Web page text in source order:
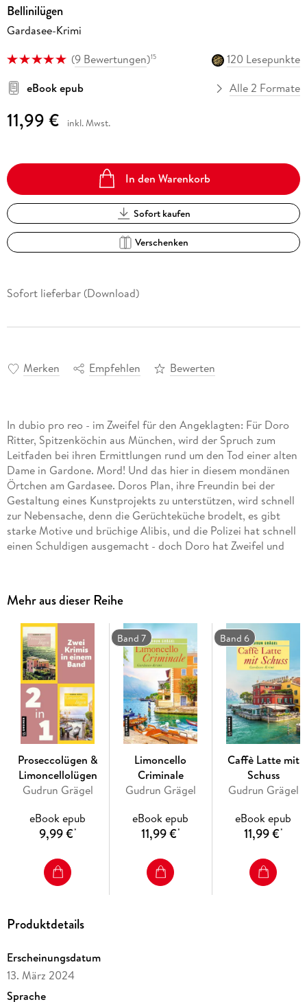
Bellinilügen
Gardasee-Krimi
(9 Bewertungen)15
120 Lesepunkte
eBook epub
Alle 2 Formate
11,99 € inkl. Mwst.
In den Warenkorb
Sofort kaufen
Verschenken
Sofort lieferbar (Download)
Merken Empfehlen Bewerten
In dubio pro reo - im Zweifel für den Angeklagten: Für Doro
Ritter, Spitzenköchin aus München, wird der Spruch zum
Leitfaden bei ihren Ermittlungen rund um den Tod einer alten
Dame in Gardone. Mord! Und das hier in diesem mondänen
Örtchen am Gardasee. Doros Plan, ihre Freundin bei der
Gestaltung eines Kunstprojekts zu unterstützen, wird schnell
zur Nebensache, denn die Gerüchteküche brodelt, es gibt
starke Motive und brüchige Alibis, und die Polizei hat schnell
einen Schuldigen ausgemacht - doch Doro hat Zweifel und
Mehr aus dieser Reihe
Proseccolügen &
Limoncellolügen
Gudrun Grägel
eBook epub
9,99 €*
Band 7
Limoncello
Criminale
Gudrun Grägel
eBook epub
11,99 €*
Band 6
Caffè Latte mit
Schuss
Gudrun Grägel
eBook epub
11,99 €*
Produktdetails
Erscheinungsdatum
13. März 2024
Sprache